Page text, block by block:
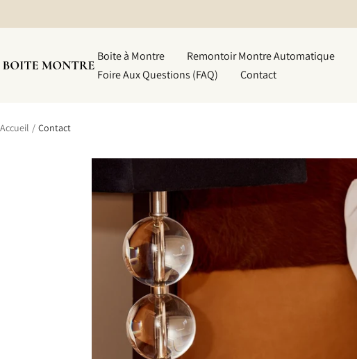
au
Boite à Montre Remontoir Montre Automatique
Foire Aux Questions (FAQ)
Contact
Boite
Accueil Contact